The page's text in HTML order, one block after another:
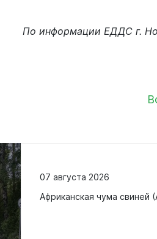
По информации ЕДДС г.
07 августа 2026
Африканская чума свиней